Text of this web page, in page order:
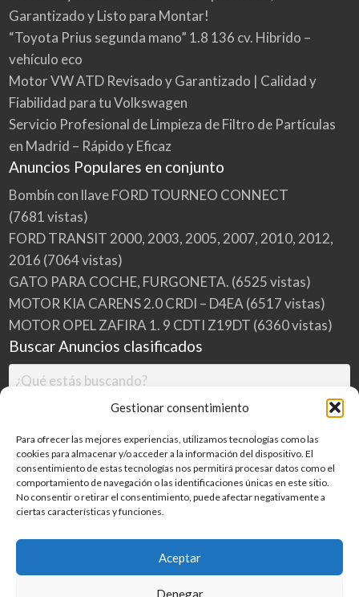
Gestionar consentimiento
Para ofrecer las mejores experiencias, utilizamos tecnologías como las
cookies para almacenar y/o acceder a la información del dispositivo. El
consentimiento de estas tecnologías nos permitirá procesar datos como el
comportamiento de navegación o las identificaciones únicas en este sitio.
No consentir o retirar el consentimiento, puede afectar negativamente a
ciertas características y funciones.
Aceptar
Denegar
Garantizado y Listo para Montar!
“Toyota Prius segunda mano” 1.8 136 cv. Hibrido –
vehículo eco
Motor VW ATD Revisado y Garantizado | Calidad y
Fiabilidad para tu Volkswagen
Servicio Profesional de Limpieza de Filtro de Partículas
en Madrid – Rápido y Eficaz
Anuncios Populares en conjunto
Bombín con llave FORD TOURNEO CONNECT
(7681 vistas)
FORD TRANSIT 2000, 2003, 2005, 2007, 2010, 2012,
2016 (7064 vistas)
GATO PARA COCHE, FURGONETA. (6525 vistas)
MOTOR KIA CARENS 2.0 CRDI – D4EA (6517 vistas)
MOTOR OPEL ZAFIRA 1. 9 CDTI Z19DT (6360 vistas)
Buscar Anuncios clasificados